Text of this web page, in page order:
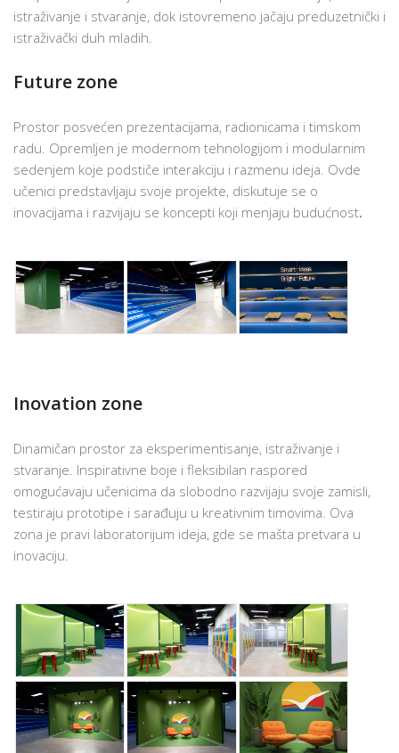
istraživanje i stvaranje, dok istovremeno jačaju preduzetnički i
istraživački duh mladih.
Future zone
Prostor posvećen prezentacijama, radionicama i timskom
radu. Opremljen je modernom tehnologijom i modularnim
sedenjem koje podstiče interakciju i razmenu ideja. Ovde
učenici predstavljaju svoje projekte, diskutuje se o
inovacijama i razvijaju se koncepti koji menjaju budućnost.
Inovation zone
Dinamičan prostor za eksperimentisanje, istraživanje i
stvaranje. Inspirativne boje i fleksibilan raspored
omogućavaju učenicima da slobodno razvijaju svoje zamisli,
testiraju prototipe i sarađuju u kreativnim timovima. Ova
zona je pravi laboratorijum ideja, gde se mašta pretvara u
inovaciju.